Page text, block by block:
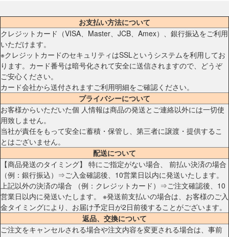
お支払い方法について
クレジットカード（VISA、Master、JCB、Amex）、銀行振込をご利用
いただけます。
※クレジットカードのセキュリティはSSLというシステムを利用してお
ります。カード番号は暗号化されて安全に送信されますので、どうぞ
ご安心ください。
カード会社から送付されますご利用明細をご確認ください。
プライバシーについて
お客様からいただいた個 人情報は商品の発送とご連絡以外には一切使
用致しません。
当社が責任をもって安全に蓄積・保管し、第三者に譲渡・提供するこ
とはございません。
配送について
【商品発送のタイミング】 特にご指定がない場合、 前払い決済の場合
（例：銀行振込）⇒ご入金確認後、10営業日以内に発送いたします。
上記以外の決済の場合 （例：クレジットカード）⇒ご注文確認後、10
営業日以内に発送いたします。 ※発送前支払いの場合は、お客様のご入
金タイミングにより、お届け予定日が2日前後することがございます。
返品、交換について
ご注文をキャンセルされる場合や注文内容を変更される場合は、事前